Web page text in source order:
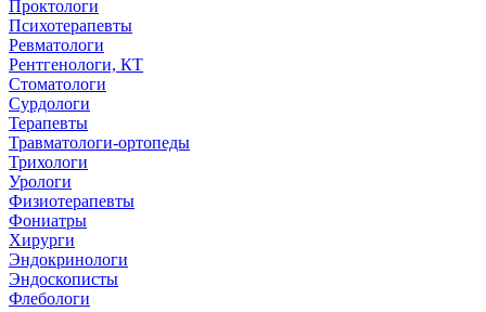
Проктологи
Психотерапевты
Ревматологи
Рентгенологи, КТ
Стоматологи
Сурдологи
Терапевты
Травматологи-ортопеды
Трихологи
Урологи
Физиотерапевты
Фониатры
Хирурги
Эндокринологи
Эндоскописты
Флебологи